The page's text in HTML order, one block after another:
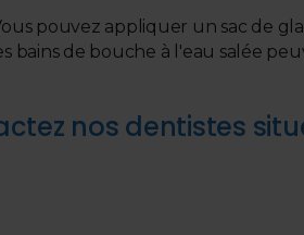
pouvez appliquer un sac de
de bouche à l'eau salée
nos dentistes